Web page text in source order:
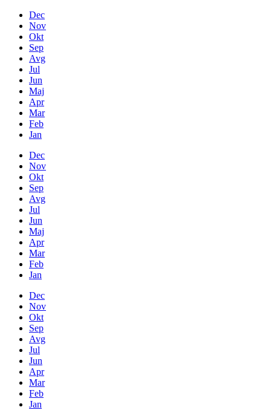
Dec
Nov
Okt
Sep
Avg
Jul
Jun
Maj
Apr
Mar
Feb
Jan
Dec
Nov
Okt
Sep
Avg
Jul
Jun
Maj
Apr
Mar
Feb
Jan
Dec
Nov
Okt
Sep
Avg
Jul
Jun
Apr
Mar
Feb
Jan